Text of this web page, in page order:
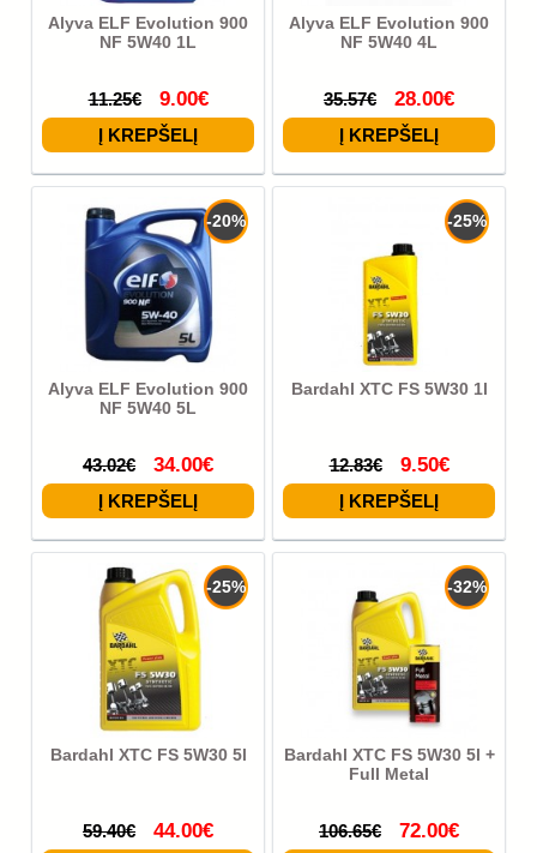
Alyva ELF Evolution 900
NF 5W40 1L
11.25€ 9.00€
Alyva ELF Evolution 900
NF 5W40 4L
35.57€ 28.00€
-20%
Alyva ELF Evolution 900
NF 5W40 5L
43.02€ 34.00€
-25%
Bardahl XTC FS 5W30 1l
12.83€ 9.50€
-25%
Bardahl XTC FS 5W30 5l
59.40€ 44.00€
-32%
Bardahl XTC FS 5W30 5l +
Full Metal
106.65€ 72.00€